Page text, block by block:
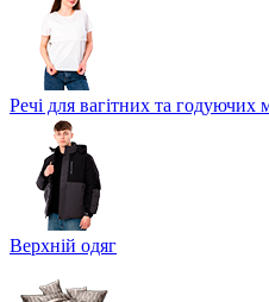
Речі для вагітних та годуючих
Верхній одяг